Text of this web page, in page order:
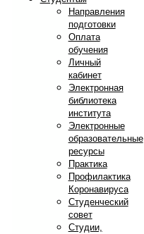
Направления
подготовки
Оплата
обучения
Личный
кабинет
Электронная
библиотека
института
Электронные
образовательные
ресурсы
Практика
Профилактика
Коронавируса
Студенческий
совет
Студии,